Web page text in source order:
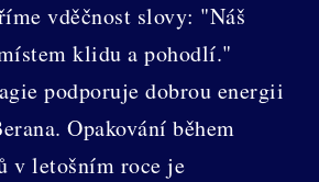
vděčnost slovy: "Náš
klidu a pohodlí."
podporuje dobrou energii
Opakování během
v letošním roce je